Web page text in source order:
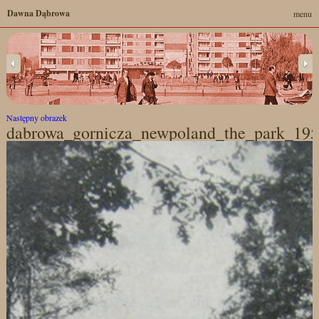
Następny obrazek
Dawna Dąbrowa menu